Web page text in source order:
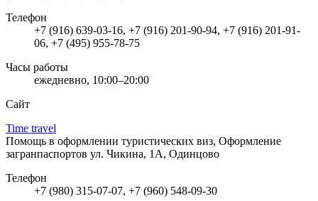
Телефон
+7 (916) 639-03-16, +7 (916) 201-90-94, +7 (916) 201-91-
06, +7 (495) 955-78-75
Часы работы
ежедневно, 10:00–20:00
Сайт
Time travel
Помощь в оформлении туристических виз, Оформление
загранпаспортов ул. Чикина, 1А, Одинцово
Телефон
+7 (980) 315-07-07, +7 (960) 548-09-30